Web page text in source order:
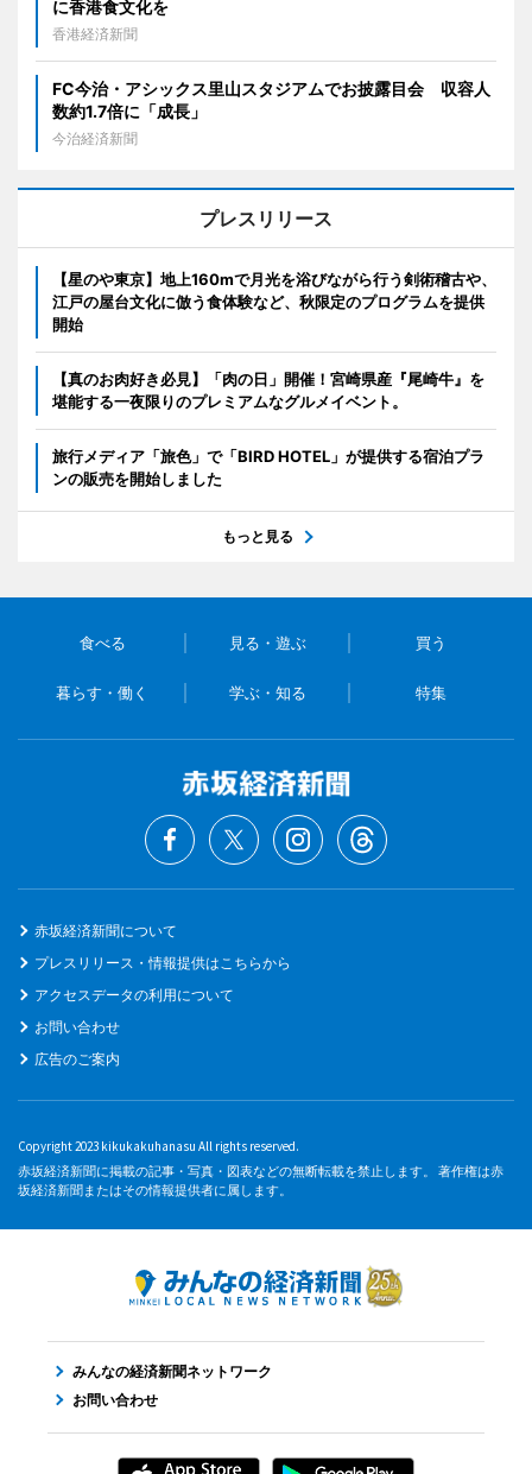
に香港食文化を
香港経済新聞
FC今治・アシックス里山スタジアムでお披露目会 収容人
数約1.7倍に「成長」
今治経済新聞
プレスリリース
【星のや東京】地上160mで月光を浴びながら行う剣術稽古や、
江戸の屋台文化に倣う食体験など、秋限定のプログラムを提供
開始
【真のお肉好き必見】「肉の日」開催！宮崎県産『尾崎牛』を
堪能する一夜限りのプレミアムなグルメイベント。
旅行メディア「旅色」で「BIRD HOTEL」が提供する宿泊プラ
ンの販売を開始しました
もっと見る
食べる 見る・遊ぶ 買う
暮らす・働く 学ぶ・知る 特集
赤坂経済新聞について
プレスリリース・情報提供はこちらから
アクセスデータの利用について
お問い合わせ
広告のご案内
Copyright 2023 kikukakuhanasu All rights reserved.
赤坂経済新聞に掲載の記事・写真・図表などの無断転載を禁止します。 著作権は赤
坂経済新聞またはその情報提供者に属します。
みんなの経済新聞ネットワーク
お問い合わせ